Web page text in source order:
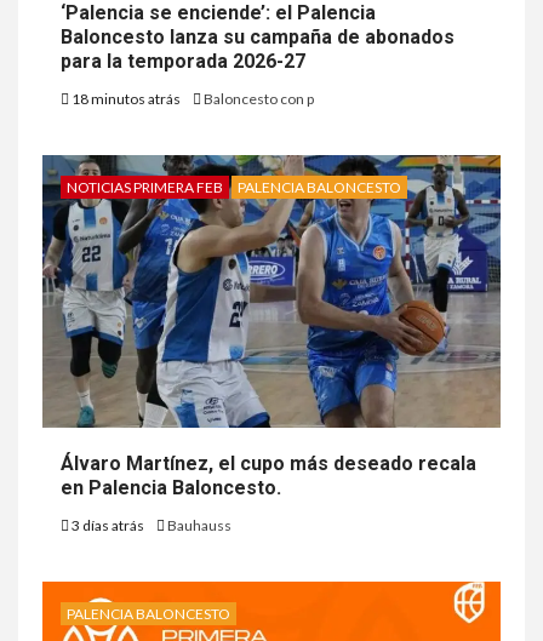
‘Palencia se enciende’: el Palencia
Baloncesto lanza su campaña de abonados
para la temporada 2026-27
18 minutos atrás Baloncesto con p
NOTICIAS PRIMERA FEB PALENCIA BALONCESTO
Álvaro Martínez, el cupo más deseado recala
en Palencia Baloncesto.
3 días atrás Bauhauss
PALENCIA BALONCESTO